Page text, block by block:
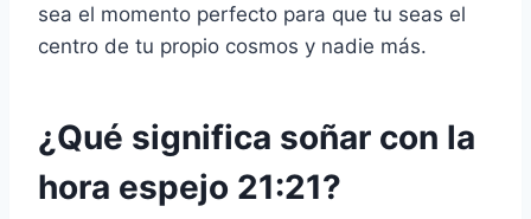
sea el momento perfecto para que tu seas el
centro de tu propio cosmos y nadie más.
¿Qué significa soñar con la
hora espejo 21:21?